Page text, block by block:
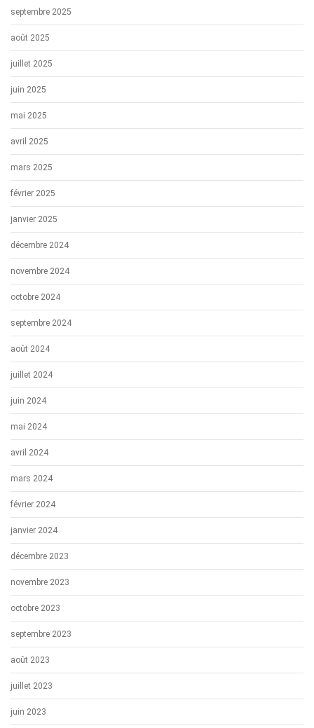
septembre 2025
août 2025
juillet 2025
juin 2025
mai 2025
avril 2025
mars 2025
février 2025
janvier 2025
décembre 2024
novembre 2024
octobre 2024
septembre 2024
août 2024
juillet 2024
juin 2024
mai 2024
avril 2024
mars 2024
février 2024
janvier 2024
décembre 2023
novembre 2023
octobre 2023
septembre 2023
août 2023
juillet 2023
juin 2023